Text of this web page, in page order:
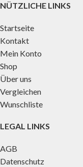
NÜTZLICHE LINKS
Startseite
Kontakt
Mein Konto
Shop
Über uns
Vergleichen
Wunschliste
LEGAL LINKS
AGB
Datenschutz